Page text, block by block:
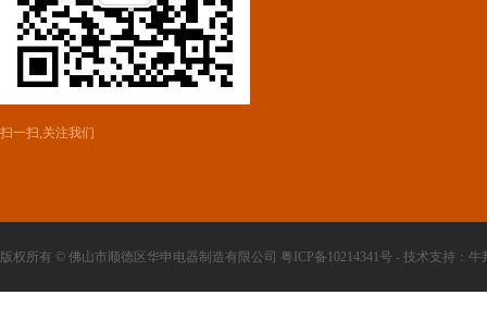
扫一扫,关注我们
版权所有 © 佛山市顺德区华申电器制造有限公司 粤ICP备10214341号 - 技术支持：牛